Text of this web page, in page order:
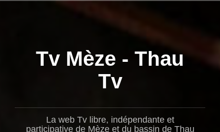
Tv Mèze - Thau
Tv
La web Tv libre, indépendante et
participative de Mèze et du bassin de Thau